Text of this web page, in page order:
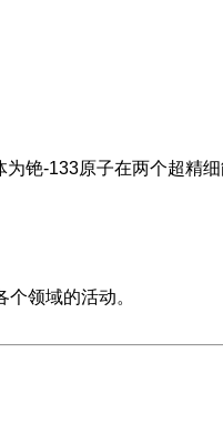
铯-133原子在两个超精
领域的活动。